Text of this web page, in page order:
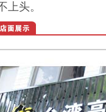
上头。